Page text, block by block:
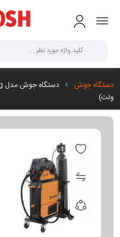
دستگاه جوش
ولت)